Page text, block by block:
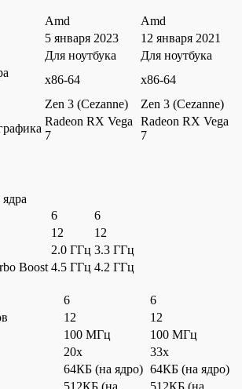
Amd
Amd
5 января 2023
12 января 2021
Для ноутбука
Для ноутбука
x86-64
x86-64
Zen 3 (Cezanne)
Zen 3 (Cezanne)
Radeon RX Vega
7
Radeon RX Vega
7
6
6
12
12
2.0 ГГц 3.3 ГГц
Boost 4.5 ГГц 4.2 ГГц
6
6
12
12
100 МГц
100 МГц
20x
33x
64КБ (на ядро) 64КБ (на ядро)